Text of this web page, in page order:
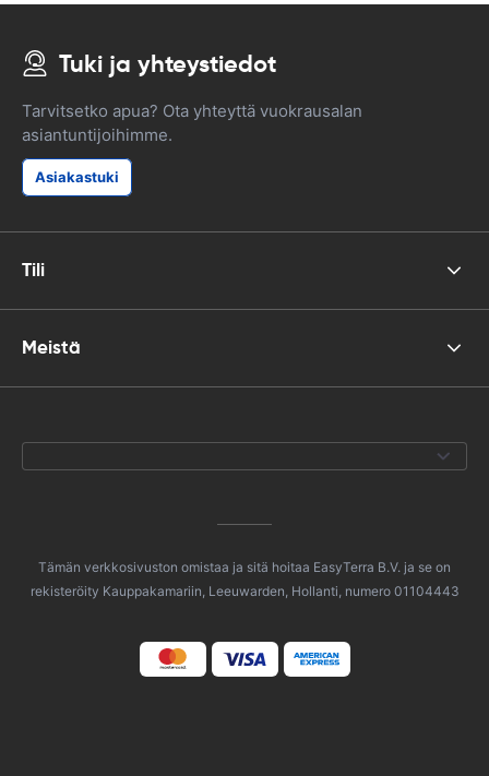
Tuki ja yhteystiedot
Tarvitsetko apua? Ota yhteyttä vuokrausalan
asiantuntijoihimme.
Asiakastuki
Tili
Meistä
Tämän verkkosivuston omistaa ja sitä hoitaa EasyTerra B.V. ja se on
rekisteröity Kauppakamariin, Leeuwarden, Hollanti, numero 01104443